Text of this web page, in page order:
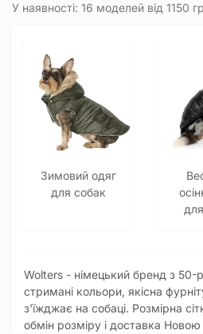
У наявності: 16 моделей від 1150
Зимовий одяг
для собак
Wolters - німецький бренд з 50-
стримані кольори, якісна
з'їжджає на собаці. Розмірна
обмін розміру і доставка